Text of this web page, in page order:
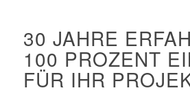
30 JAHRE
100 PROZENT
FÜR IHR